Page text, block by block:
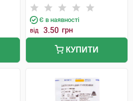
Є в наявності
від 3.50 грн
КУПИТИ